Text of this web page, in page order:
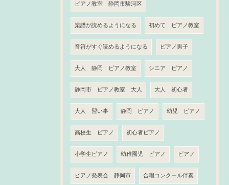
ピアノ教室 静岡市駿河区
楽譜が読めるようになる 初めて ピアノ教室
音符がすぐ読めるようになる ピアノ男子
大人 静岡 ピアノ教室 シニア ピアノ
静岡市 ピアノ教室 大人 大人 初心者
大人 習い事 静岡 ピアノ 幼児 ピアノ
高校生 ピアノ 初心者ピアノ
小学生ピアノ 幼稚園児 ピアノ ピアノ
ピアノ発表会 静岡市 合唱コンクール伴奏